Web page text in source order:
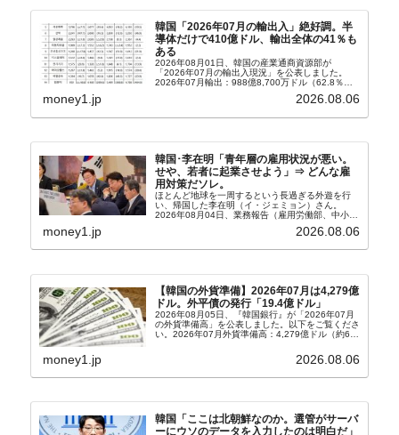
韓国「2026年07月の輸出入」絶好調。半
導体だけで410億ドル、輸出全体の41％も
ある
2026年08月01日、韓国の産業通商資源部が
「2026年07月の輸出入現況」を公表しました。
2026年07月輸出：988億8,700万ドル（62.8％）
輸入：685億6,300万ドル（26.5％）貿易収支：
money1.jp 2026.08.06
韓国･李在明「青年層の雇用状況が悪い。
せや、若者に起業させよう」⇒ どんな雇
用対策だソレ。
ほとんど地球を一周するという長過ぎる外遊を行
い、帰国した李在明（イ・ジェミョン）さん。
2026年08月04日、業務報告（雇用労働部、中小ベ
上、韓国大統領に成りおおせた李在明（イ・ジェミ
money1.jp 2026.08.06
【韓国の外貨準備】2026年07月は4,279億
ドル。外平債の発行「19.4億ドル」
2026年08月05日、『韓国銀行』が「2026年07月
の外貨準備高」を公表しました。以下をご覧くださ
い。2026年07月外貨準備高：4,279億ドル（約67
money1.jp 2026.08.06
韓国「ここは北朝鮮なのか。選管がサーバ
ーにウソのデータを入力したのは明白だ」